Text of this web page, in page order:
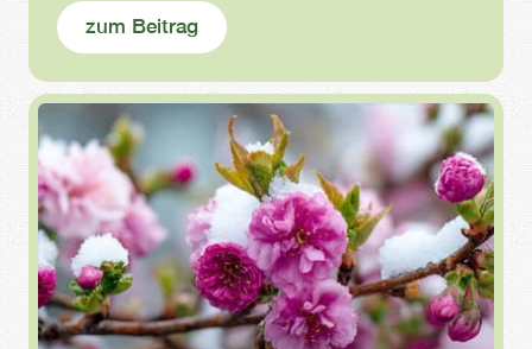
zum Beitrag